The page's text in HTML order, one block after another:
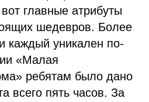
главные атрибуты
шедевров. Более
каждый уникален по-
«Малая
ребятам было дано
всего пять часов. За